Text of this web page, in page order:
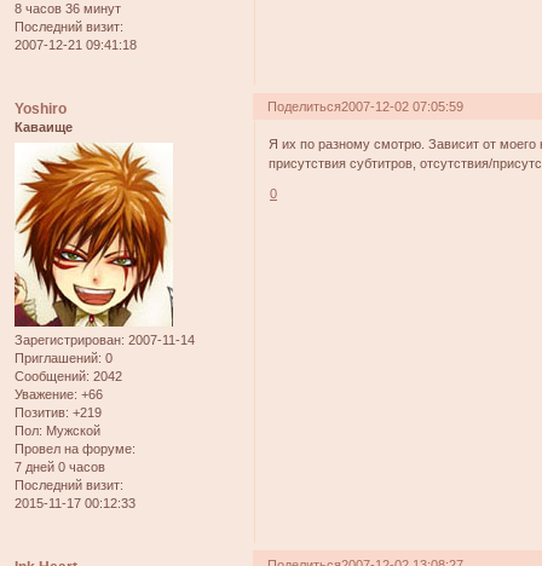
8 часов 36 минут
Последний визит:
2007-12-21 09:41:18
Поделиться2007-12-02 07:05:59
Yoshiro
Каваище
Зарегистрирован: 2007-11-14
Приглашений: 0
Сообщений: 2042
Уважение: +66
Позитив: +219
Пол: Мужской
Провел на форуме:
7 дней 0 часов
Последний визит:
2015-11-17 00:12:33
Я их по разному смотрю. Зависит от моего
присутствия субтитров, отсутствия/
0